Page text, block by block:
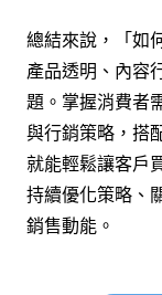
總結來說，「如
產品透明、內容
題。掌握消費者
與行銷策略，搭
就能輕鬆讓客戶
持續優化策略、
銷售動能。